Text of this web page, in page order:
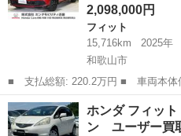
2,098,000円
フィット
15,716km
2025年
和歌山市
■ 支払総額: 220.2万円 ■ 車両本体価格： 2,098,000 円 ■ メーカ
ー名： ホンダ ■ 車種名： フィ
Ｖホームブラックスタイル Ｈｏ
ｏｎｄａ...
和歌山 和歌山市 フィット
ホンダ フィッ
ン ユーザー